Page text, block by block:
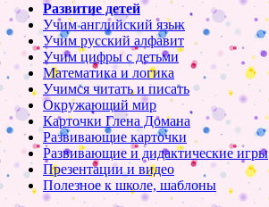
Развитие детей
Учим английский язык
Учим русский алфавит
Учим цифры с детьми
Математика и логика
Учимся читать и писать
Окружающий мир
Карточки Глена Домана
Развивающие карточки
Развивающие и дидактические игры
Презентации и видео
Полезное к школе, шаблоны